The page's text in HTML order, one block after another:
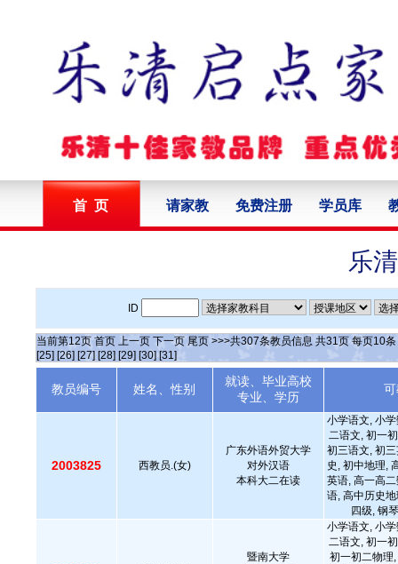
首 页 请家教 免费注册 学员库
乐
ID
当前第12页 首页 上一页 下一页 尾页 >>>共307条教员信息 共31页 每页10条
[25] [26] [27] [28] [29] [30] [31]
教员编号 姓名、性别
就读、毕业高校
专业、学历
2003825 西教员.(女)
广东外语外贸大学
对外汉语
本科大二在读
小学语文, 小
二语文, 初一
初三语文, 初
史, 初中地理,
英语, 高一高
语, 高中历史
四级, 钢
暨南大学
小学语文, 小
二语文, 初一
初一初二物理